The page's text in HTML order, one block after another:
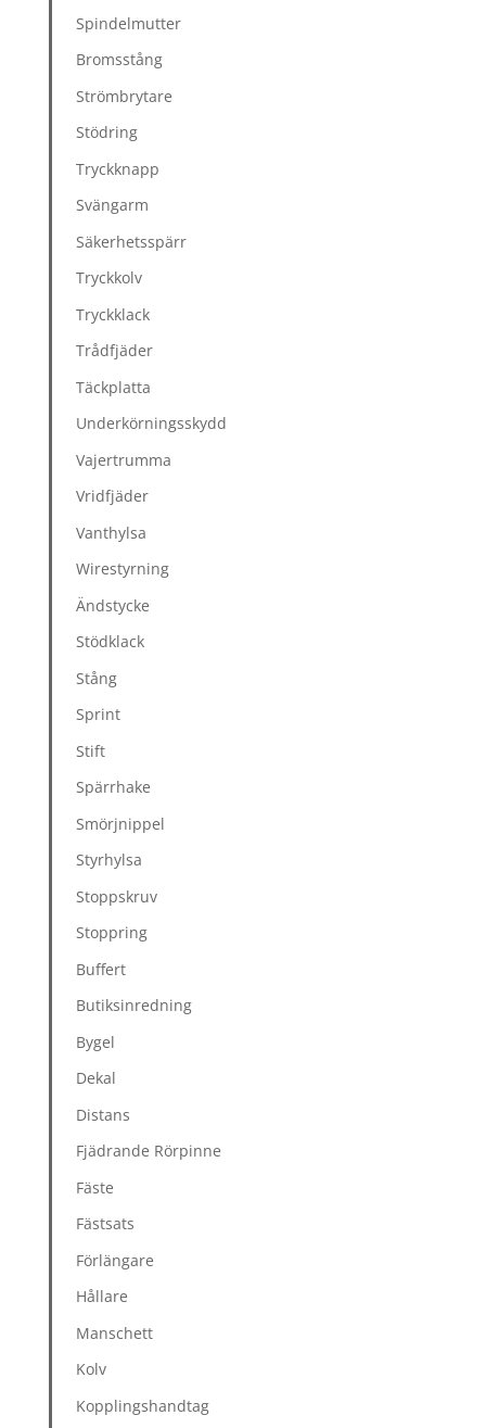
Spindelmutter
Bromsstång
Strömbrytare
Stödring
Tryckknapp
Svängarm
Säkerhetsspärr
Tryckkolv
Tryckklack
Trådfjäder
Täckplatta
Underkörningsskydd
Vajertrumma
Vridfjäder
Vanthylsa
Wirestyrning
Ändstycke
Stödklack
Stång
Sprint
Stift
Spärrhake
Smörjnippel
Styrhylsa
Stoppskruv
Stoppring
Buffert
Butiksinredning
Bygel
Dekal
Distans
Fjädrande Rörpinne
Fäste
Fästsats
Förlängare
Hållare
Manschett
Kolv
Kopplingshandtag